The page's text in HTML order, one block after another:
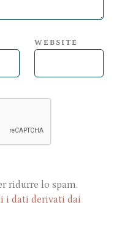
WEBSITE
ridurre lo spam.
i dati derivati dai